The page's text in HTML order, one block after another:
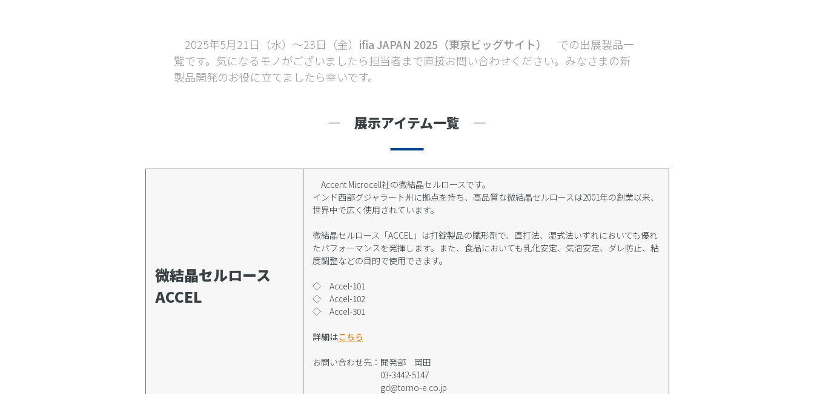
2025年5月21日（水）～23日（金） ifia JAPAN 2025（東京ビッグサイト）
での出展製品一
覧です。気になるモノがございましたら担当者まで直接お問い合わせください。みなさまの新
製品開発のお役に立てましたら幸いです。
― 展示アイテム一覧 ―
微結晶セルロース
ACCEL
Accent Microcell社の微結晶セルロースです。
インド西部グジャラート州に拠点を持ち、高品質な微結晶セルロースは2001年の創業以来、
世界中で広く使用されています。
微結晶セルロース「ACCEL」は打錠製品の賦形剤で、直打法、湿式法いずれにおいても優れ
たパフォーマンスを発揮します。また、食品においても乳化安定、気泡安定、ダレ防止、粘
度調整などの目的で使用できます。
◇ Accel-101
◇ Accel-102
◇ Accel-301
詳細はこちら
お問い合わせ先：開発部 岡田
03-3442-5147
gd@tomo-e.co.jp